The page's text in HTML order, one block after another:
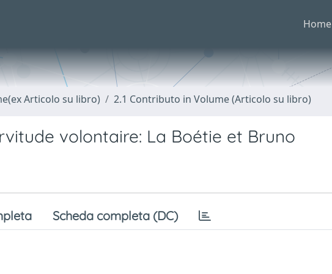
Home
Articolo su libro) 2.1 Contributo in Volume (Articolo su libro)
volontaire: La Boétie et Bruno
Scheda completa (DC)